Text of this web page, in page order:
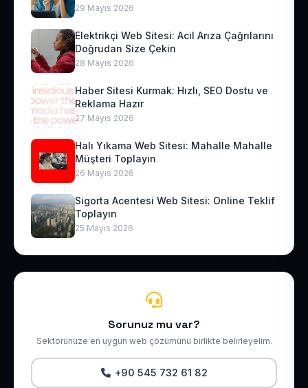
29 Mayıs 2026
Elektrikçi Web Sitesi: Acil Arıza Çağrılarını
Doğrudan Size Çekin
28 Mayıs 2026
Haber Sitesi Kurmak: Hızlı, SEO Dostu ve
Reklama Hazır
27 Mayıs 2026
Halı Yıkama Web Sitesi: Mahalle Mahalle
Müşteri Toplayın
26 Mayıs 2026
Sigorta Acentesi Web Sitesi: Online Teklif
Toplayın
25 Mayıs 2026
Sorunuz mu var?
Sektörünüze en uygun web çözümünü birlikte belirleyelim.
+90 545 732 61 82